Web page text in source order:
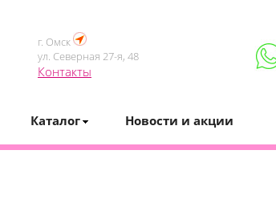
г. Омск
ул. Северная 27-я, 48
Контакты
Каталог Новости и акции